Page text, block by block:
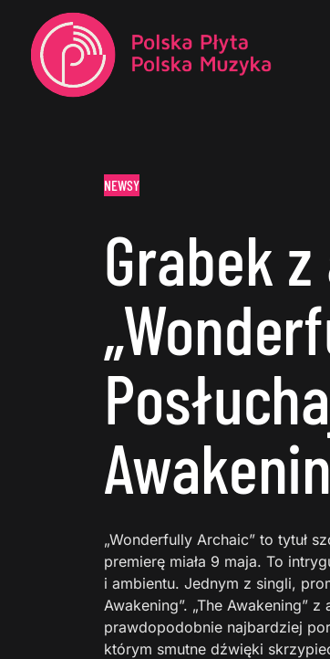
NEWSY
Grabek
„Wonderfully Archaic” to tytuł
premierę miała 9 maja. To
i ambientu. Jednym z singli,
Awakening”. „The Awakening”
prawdopodobnie najbardziej
którym smutne dźwięki